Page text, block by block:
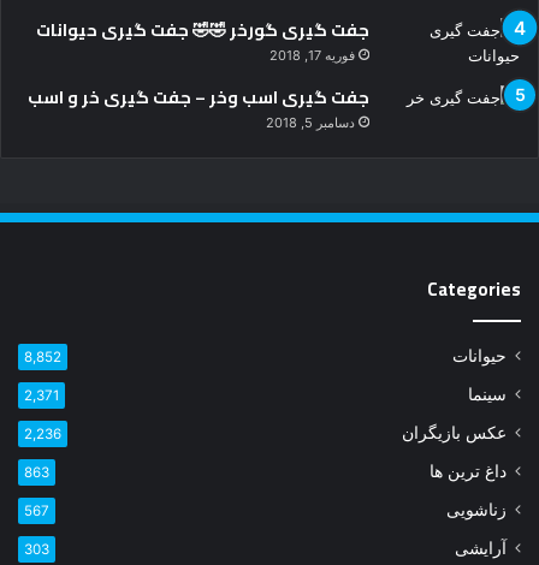
جفت گیری گورخر 🤣🤣 جفت گیری حیوانات
فوریه 17, 2018
جفت گیری اسب وخر – جفت گیری خر و اسب
دسامبر 5, 2018
Categories
حیوانات 8,852
سینما 2,371
عکس بازیگران 2,236
داغ ترین ها 863
زناشویی 567
آرایشی 303